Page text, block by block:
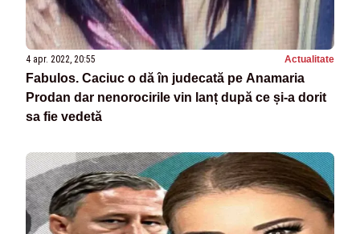
4 apr. 2022, 20:55 Actualitate
Fabulos. Caciuc o dă în judecată pe Anamaria
Prodan dar nenorocirile vin lanț după ce și-a dorit
sa fie vedetă